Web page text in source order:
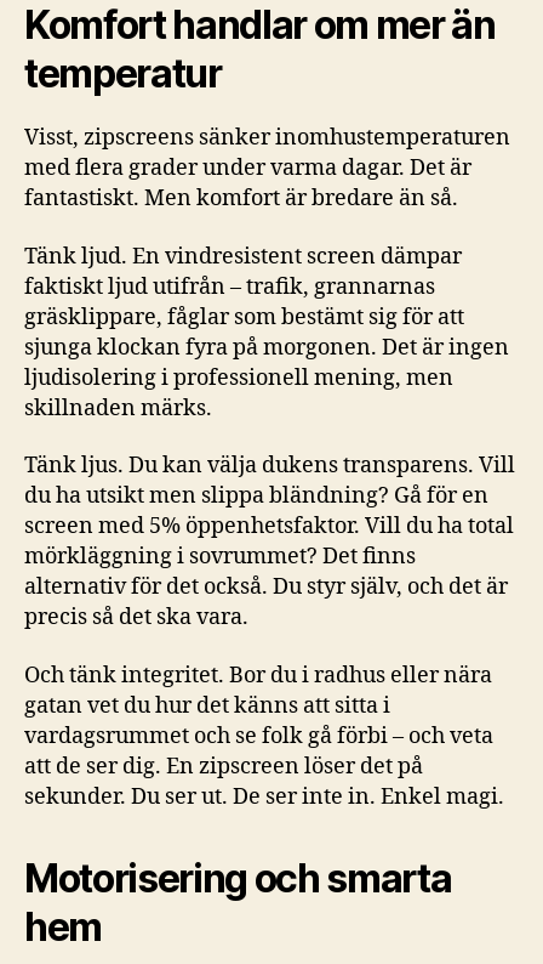
Komfort handlar om mer än
temperatur
Visst, zipscreens sänker inomhustemperaturen
med flera grader under varma dagar. Det är
fantastiskt. Men komfort är bredare än så.
Tänk ljud. En vindresistent screen dämpar
faktiskt ljud utifrån – trafik, grannarnas
gräsklippare, fåglar som bestämt sig för att
sjunga klockan fyra på morgonen. Det är ingen
ljudisolering i professionell mening, men
skillnaden märks.
Tänk ljus. Du kan välja dukens transparens. Vill
du ha utsikt men slippa bländning? Gå för en
screen med 5% öppenhetsfaktor. Vill du ha total
mörkläggning i sovrummet? Det finns
alternativ för det också. Du styr själv, och det är
precis så det ska vara.
Och tänk integritet. Bor du i radhus eller nära
gatan vet du hur det känns att sitta i
vardagsrummet och se folk gå förbi – och veta
att de ser dig. En zipscreen löser det på
sekunder. Du ser ut. De ser inte in. Enkel magi.
Motorisering och smarta
hem